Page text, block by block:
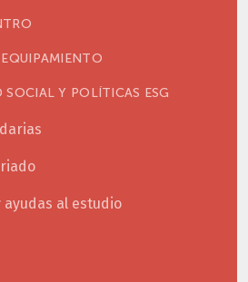
SOCIAL Y POLÍTICAS ESG
ayudas al estudio